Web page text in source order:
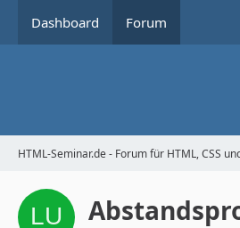
Dashboard Forum
HTML-Seminar.de - Forum für HTML, CSS